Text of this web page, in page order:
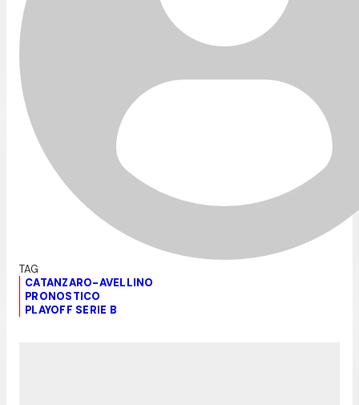
CATANZARO-AVELLINO
PRONOSTICO
PLAYOFF SERIE B